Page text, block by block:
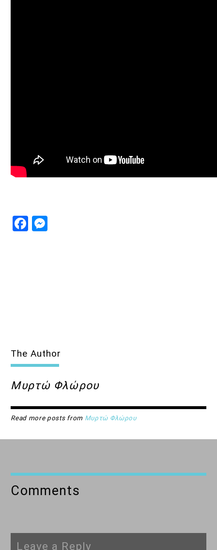
Facebook
The Author
Μυρτώ Φλώρου
Read more posts from Μυρτώ Φλώρου
Comments
Leave a Reply